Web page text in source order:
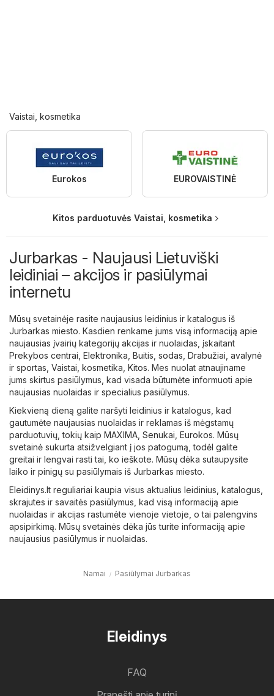
Vaistai, kosmetika
Eurokos EUROVAISTINĖ
Kitos parduotuvės Vaistai, kosmetika
Jurbarkas - Naujausi Lietuviški
leidiniai – akcijos ir pasiūlymai
internetu
Mūsų svetainėje rasite naujausius leidinius ir katalogus iš
Jurbarkas miesto. Kasdien renkame jums visą informaciją apie
naujausias įvairių kategorijų akcijas ir nuolaidas, įskaitant
Prekybos centrai Elektronika Buitis, sodas Drabužiai, avalynė
ir sportas Vaistai, kosmetika Kitos. Mes nuolat atnaujiname
jums skirtus pasiūlymus, kad visada būtumėte informuoti apie
naujausias nuolaidas ir specialius pasiūlymus.
Kiekvieną dieną galite naršyti leidinius ir katalogus, kad
gautumėte naujausias nuolaidas ir reklamas iš mėgstamų
parduotuvių, tokių kaip MAXIMA Senukai Eurokos. Mūsų
svetainė sukurta atsižvelgiant į jos patogumą, todėl galite
greitai ir lengvai rasti tai, ko ieškote. Mūsų dėka sutaupysite
laiko ir pinigų su pasiūlymais iš Jurbarkas miesto.
Eleidinys.lt reguliariai kaupia visus aktualius leidinius, katalogus,
skrajutes ir savaitės pasiūlymus, kad visą informaciją apie
nuolaidas ir akcijas rastumėte vienoje vietoje, o tai palengvins
apsipirkimą. Mūsų svetainės dėka jūs turite informaciją apie
naujausius pasiūlymus ir nuolaidas.
Namai Pasiūlymai Jurbarkas
Eleidinys
FAQ